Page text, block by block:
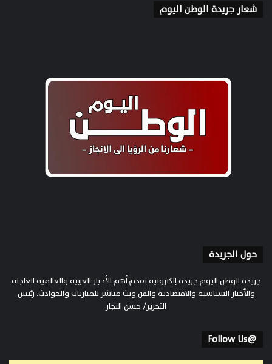
شعار جريدة الوطن اليوم
حول الجريدة
جريدة الوطن اليوم جريدة إلكترونية تقدم أهم الأخبار العربية والعالمية العاجلة
والأخبار السياسية والاقتصادية والفن وبث مباشر للمباريات والحوادث. رئيس
التحرير/ حسن النجار
@Follow Us